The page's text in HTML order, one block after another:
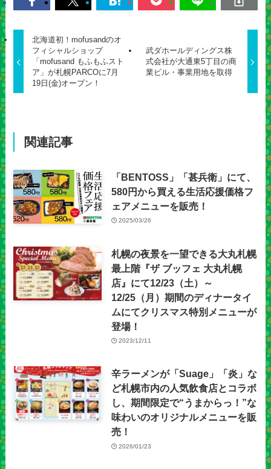
北海道初！mofusandのオ
フィシャルショップ
「mofusand もふもふスト
ア」が札幌PARCOに7月
19日(金)オープン！
武ダホールディングス株
式会社が大通東5丁目の商
業ビル・事業用地を取得
関連記事
「BENTOSS」「甚兵衛」にて、
580円から買える生活応援価格フ
ェアメニューを販売！
2025/03/26
札幌の夜景を一望できる大丸札幌
最上階『ザ ブッフェ 大丸札幌
店』にて12/23（土）～
12/25（月）期間のディナータイ
ムにてクリスマス特別メニューが
登場！
2023/12/11
辛ラーメンが「Suage」「炎」な
ど札幌市内の人気飲食店とコラボ
し、期間限定で“うまからっ！”な
味わいのオリジナルメニューを販
売！
2026/01/23